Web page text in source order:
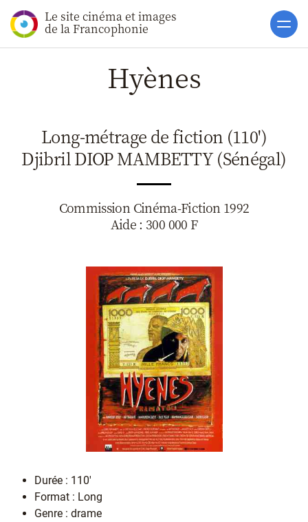
Le site cinéma et images
de la Francophonie Accueil
Actualités
Soutiens
Catalogue
Clap ACP
Boites à
Accès pro
Hyènes
Long-métrage de fiction (110')
Djibril DIOP MAMBETTY (Sénégal)
Commission Cinéma-Fiction 1992
Aide : 300 000 F
Durée : 110'
Format : Long
Genre : drame